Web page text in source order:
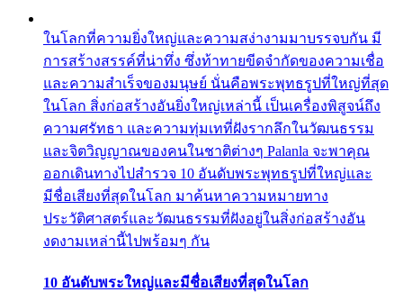
ในโลกที่ความยิ่งใหญ่และความสง่างามมาบรรจบกัน มี
การสร้างสรรค์ที่น่าทึ่ง ซึ่งท้าทายขีดจำกัดของความเชื่อ
และความสำเร็จของมนุษย์ นั่นคือพระพุทธรูปที่ใหญ่ที่สุด
ในโลก สิ่งก่อสร้างอันยิ่งใหญ่เหล่านี้ เป็นเครื่องพิสูจน์ถึง
ความศรัทธา และความทุ่มเทที่ฝังรากลึกในวัฒนธรรม
และจิตวิญญาณของคนในชาติต่างๆ Palanla จะพาคุณ
ออกเดินทางไปสำรวจ 10 อันดับพระพุทธรูปที่ใหญ่และ
มีชื่อเสียงที่สุดในโลก มาค้นหาความหมายทาง
ประวัติศาสตร์และวัฒนธรรมที่ฝังอยู่ในสิ่งก่อสร้างอัน
งดงามเหล่านี้ไปพร้อมๆ กัน
10 อันดับพระใหญ่และมีชื่อเสียงที่สุดในโลก